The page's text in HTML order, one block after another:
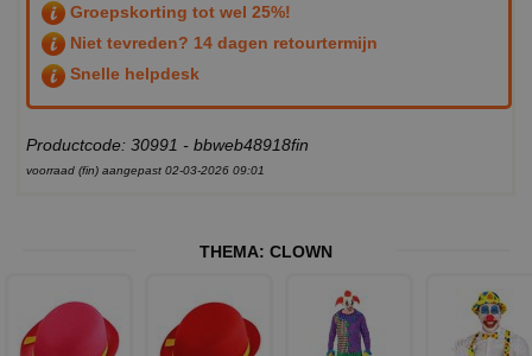
Groepskorting tot wel 25%!
Niet tevreden? 14 dagen retourtermijn
Snelle helpdesk
Productcode: 30991 - bbweb48918fin
voorraad (fin) aangepast 02-03-2026 09:01
THEMA: CLOWN